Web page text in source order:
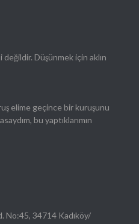
Düşünmek için aklın
elime geçince bir kuruşunu
bu yaptıklarımın
No:45, 34714 Kadıköy/